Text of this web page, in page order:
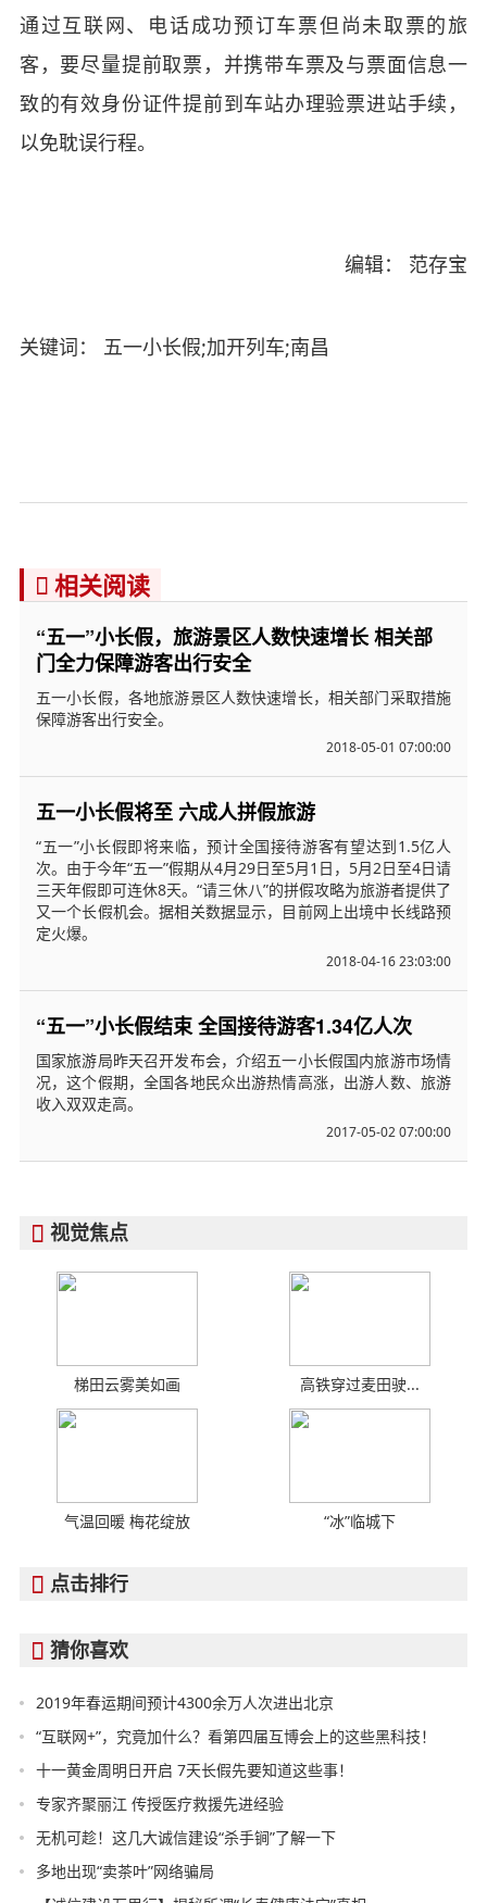
通过互联网、电话成功预订车票但尚未取票的旅
客，要尽量提前取票，并携带车票及与票面信息一
致的有效身份证件提前到车站办理验票进站手续，
以免耽误行程。
编辑： 范存宝
关键词： 五一小长假;加开列车;南昌
 相关阅读
“五一”小长假，旅游景区人数快速增长 相关部
门全力保障游客出行安全
五一小长假，各地旅游景区人数快速增长，相关部门采取措施
保障游客出行安全。
2018-05-01 07:00:00
五一小长假将至 六成人拼假旅游
“五一”小长假即将来临，预计全国接待游客有望达到1.5亿人
次。由于今年“五一”假期从4月29日至5月1日，5月2日至4日请
三天年假即可连休8天。“请三休八”的拼假攻略为旅游者提供了
又一个长假机会。据相关数据显示，目前网上出境中长线路预
定火爆。
2018-04-16 23:03:00
“五一”小长假结束 全国接待游客1.34亿人次
国家旅游局昨天召开发布会，介绍五一小长假国内旅游市场情
况，这个假期，全国各地民众出游热情高涨，出游人数、旅游
收入双双走高。
2017-05-02 07:00:00
 视觉焦点
梯田云雾美如画 高铁穿过麦田驶...
气温回暖 梅花绽放 “冰”临城下
 点击排行
 猜你喜欢
2019年春运期间预计4300余万人次进出北京
“互联网+”，究竟加什么？看第四届互博会上的这些黑科技！
十一黄金周明日开启 7天长假先要知道这些事！
专家齐聚丽江 传授医疗救援先进经验
无机可趁！这几大诚信建设“杀手锏”了解一下
多地出现“卖茶叶”网络骗局